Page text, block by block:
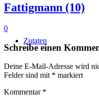
Zutaten
Fattigmann (10)
0
Schreibe einen
Deine E-Mail-Adresse wird
Felder sind mit * markiert
Kommentar *